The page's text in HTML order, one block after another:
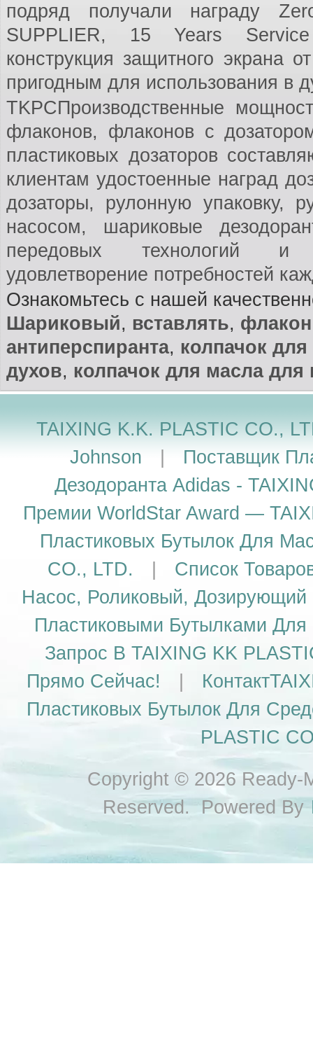
подряд получали награду
SUPPLIER, 15 Years Service
конструкция защитного экрана
пригодным для использования в
TKPCПроизводственные
флаконов, флаконов с
пластиковых дозаторов
клиентам удостоенные наград
дозаторы, рулонную
насосом, шариковые
передовых технологий и
удовлетворение потребностей
Ознакомьтесь с нашей
Шариковый, вставлять,
антиперспиранта, колпачок для
духов, колпачок для масла для
TAIXING K.K. PLASTIC CO.,
Johnson
Поставщик
Дезодоранта Adidas -
Премии WorldStar Award —
Пластиковых Бутылок Для
CO., LTD.
Список
Насос, Роликовый, Дозирующий
Пластиковыми Бутылками Для
Запрос В TAIXING KK
Прямо Сейчас!
Пластиковых Бутылок Для
PLASTIC
Copyright © 2026 Ready-
Reserved. Powered By